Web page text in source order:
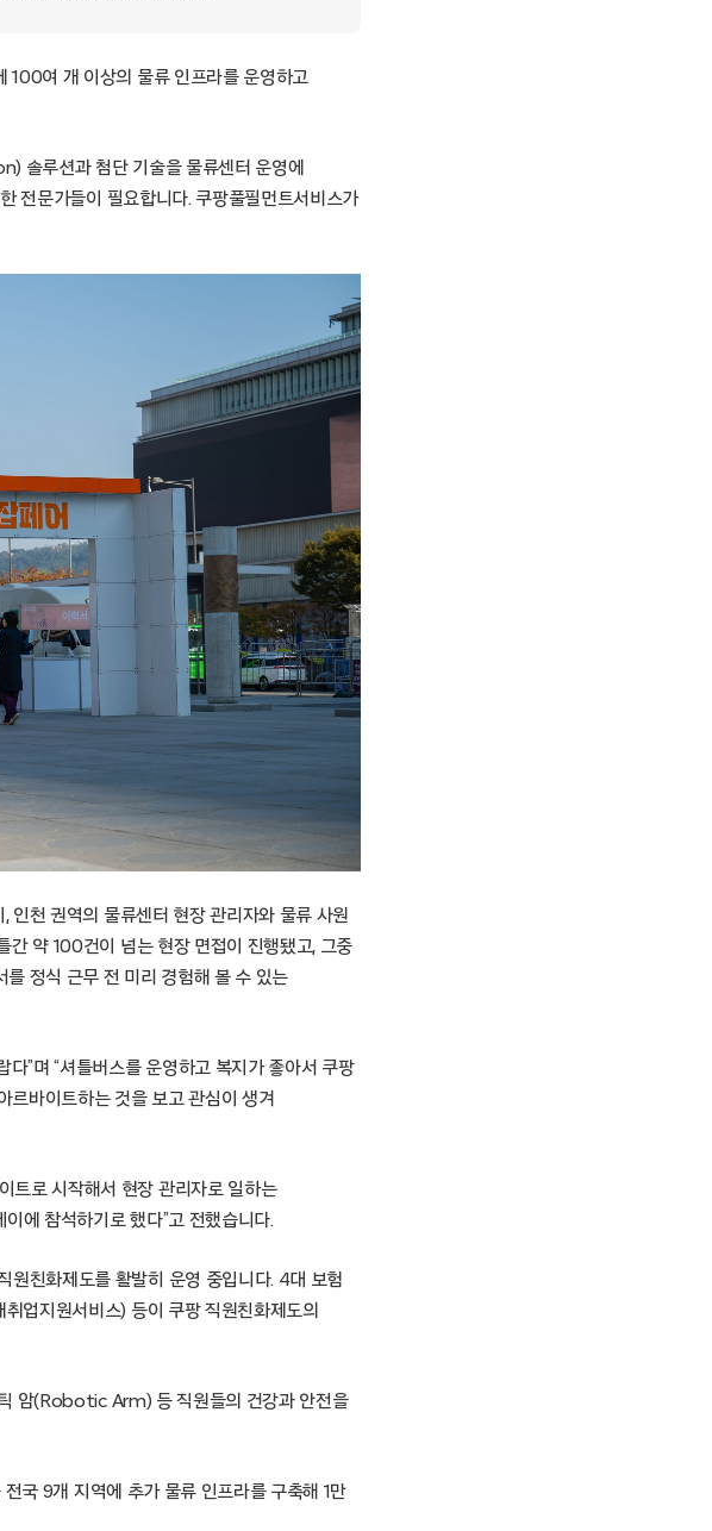
100여 개 이상의 물류 인프라를 운영하고
솔루션과 첨단 기술을 물류센터 운영에
전문가들이 필요합니다. 쿠팡풀필먼트서비스가
인천 권역의 물류센터 현장 관리자와 물류 사원
간 약 100건이 넘는 현장 면접이 진행됐고, 그중
를 정식 근무 전 미리 경험해 볼 수 있는
”며 “셔틀버스를 운영하고 복지가 좋아서 쿠팡
르바이트하는 것을 보고 관심이 생겨
트로 시작해서 현장 관리자로 일하는
에 참석하기로 했다”고 전했습니다.
원친화제도를 활발히 운영 중입니다. 4대 보험
업지원서비스) 등이 쿠팡 직원친화제도의
암(Robotic Arm) 등 직원들의 건강과 안전을
국 9개 지역에 추가 물류 인프라를 구축해 1만